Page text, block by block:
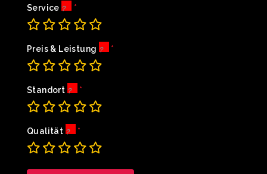
Service
Preis & Leistung
Standort
Qualität